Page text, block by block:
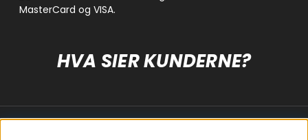
HVA SIER KUNDERNE?